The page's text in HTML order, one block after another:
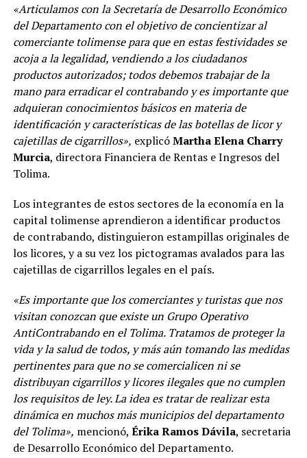
«Articulamos con la Secretaría de Desarrollo Económico
del Departamento con el objetivo de concientizar al
comerciante tolimense para que en estas festividades se
acoja a la legalidad, vendiendo a los ciudadanos
productos autorizados; todos debemos trabajar de la
mano para erradicar el contrabando y es importante que
adquieran conocimientos básicos en materia de
identificación y características de las botellas de licor y
cajetillas de cigarrillos», explicóMartha Elena Charry
Murcia, directora Financiera de Rentas e Ingresos del
Tolima.
Los integrantes de estos sectores de la economía en la
capital tolimense aprendieron a identificar productos
de contrabando, distinguieron estampillas originales de
los licores, y a su vez los pictogramas avalados para las
cajetillas de cigarrillos legales en el país.
«Es importante que los comerciantes y turistas que nos
visitan conozcan que existe un Grupo Operativo
AntiContrabando en el Tolima. Tratamos de proteger la
vida y la salud de todos, y más aún tomando las medidas
pertinentes para que no se comercialicen ni se
distribuyan cigarrillos y licores ilegales que no cumplen
los requisitos de ley. La idea es tratar de realizar esta
dinámica en muchos más municipios del departamento
del Tolima», mencionó, Érika Ramos Dávila, secretaria
de Desarrollo Económico del Departamento.